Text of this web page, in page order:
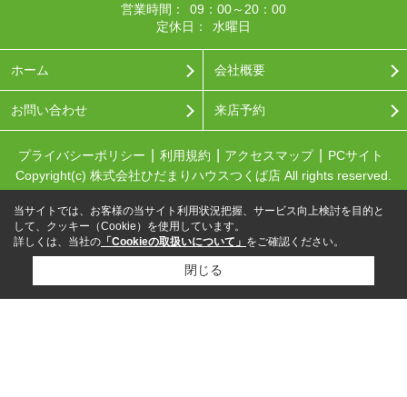
営業時間：
09：00～20：00
定休日：
水曜日
ホーム 会社概要
お問い合わせ 来店予約
プライバシーポリシー 利用規約 アクセスマップ
PCサイト
Copyright(c) 株式会社ひだまりハウスつくば店 All rights reserved.
当サイトでは、お客様の当サイト利用状況把握、サービス向上検討を目的と
して、クッキー（Cookie）を使用しています。
詳しくは、当社の 「Cookieの取扱いについて」 をご確認ください。
閉じる